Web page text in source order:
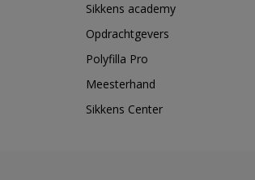
Sikkens academy
Opdrachtgevers
Polyfilla Pro
Meesterhand
Sikkens Center